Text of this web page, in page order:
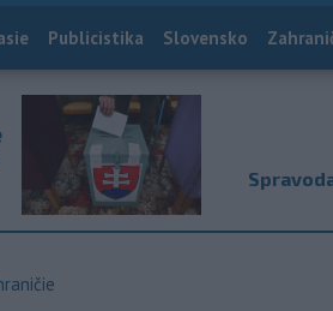
Publicistika Slovensko